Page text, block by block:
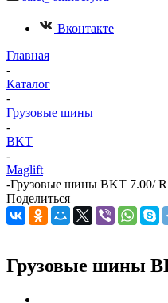
Вконтакте
Главная
-
Каталог
-
Грузовые шины
-
BKT
-
Maglift
-Грузовые шины BKT 7.00/
Поделиться
Грузовые шины